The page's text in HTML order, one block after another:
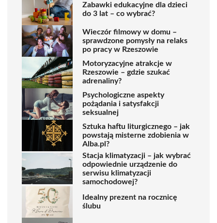
Zabawki edukacyjne dla dzieci
do 3 lat – co wybrać?
Wieczór filmowy w domu –
sprawdzone pomysły na relaks
po pracy w Rzeszowie
Motoryzacyjne atrakcje w
Rzeszowie – gdzie szukać
adrenaliny?
Psychologiczne aspekty
pożądania i satysfakcji
seksualnej
Sztuka haftu liturgicznego – jak
powstają misterne zdobienia w
Alba.pl?
Stacja klimatyzacji – jak wybrać
odpowiednie urządzenie do
serwisu klimatyzacji
samochodowej?
Idealny prezent na rocznicę
ślubu